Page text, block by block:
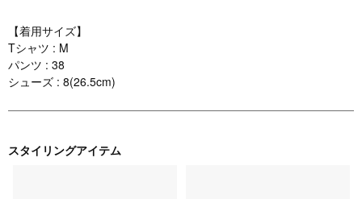
【着用サイズ】
Tシャツ : M
パンツ : 38
シューズ : 8(26.5cm)
スタイリングアイテム